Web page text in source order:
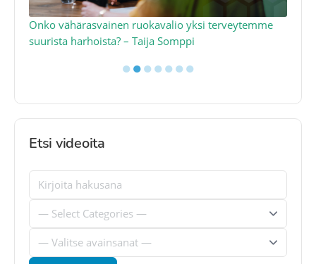
Onko vähärasvainen ruokavalio yksi terveytemme
suurista harhoista? – Taija Somppi
●●●●●●●
Etsi videoita